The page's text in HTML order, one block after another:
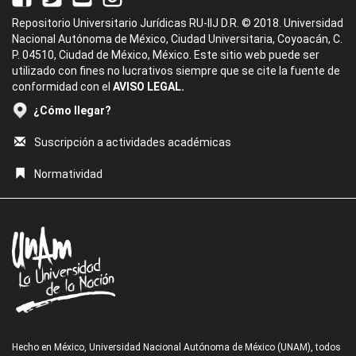
Repositorio Universitario Jurídicas RU-IIJ D.R. © 2018. Universidad
Nacional Autónoma de México, Ciudad Universitaria, Coyoacán, C.
P. 04510, Ciudad de México, México. Este sitio web puede ser
utilizado con fines no lucrativos siempre que se cite la fuente de
conformidad con el AVISO LEGAL.
¿Cómo llegar?
Suscripción a actividades académicas
Normatividad
Hecho en México, Universidad Nacional Autónoma de México (UNAM), todos